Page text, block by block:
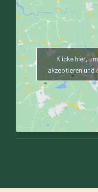
Klicke hier,
akzeptieren und